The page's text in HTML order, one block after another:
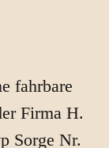
fahrbare
Firma H.
Sorge Nr.